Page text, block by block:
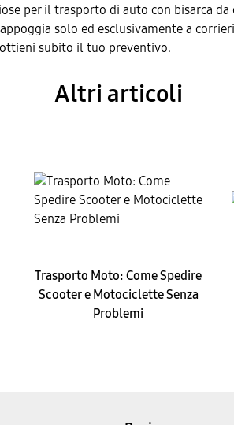
per il trasporto di auto con bisarca da
solo ed esclusivamente a
subito il tuo preventivo.
Altri articoli
Trasporto Moto: Come Spedire
Scooter e Motociclette Senza
Problemi